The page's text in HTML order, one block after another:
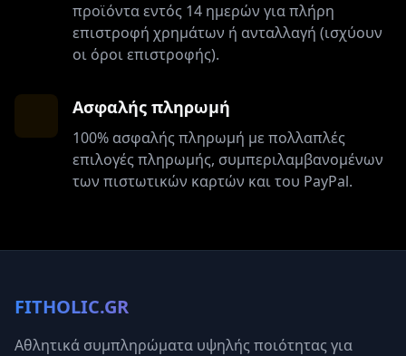
προϊόντα εντός 14 ημερών για πλήρη
επιστροφή χρημάτων ή ανταλλαγή (ισχύουν
οι όροι επιστροφής).
Ασφαλής πληρωμή
100% ασφαλής πληρωμή με πολλαπλές
επιλογές πληρωμής, συμπεριλαμβανομένων
των πιστωτικών καρτών και του PayPal.
FITHOLIC.GR
Αθλητικά συμπληρώματα υψηλής ποιότητας για